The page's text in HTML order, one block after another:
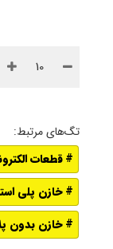
قطعات
خازن پلی
خازن بدون